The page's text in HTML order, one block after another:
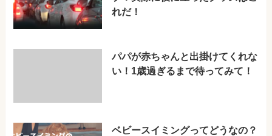
れだ！
パパが赤ちゃんと出掛けてくれな
い！1歳過ぎるまで待ってみて！
ベビースイミングってどうなの？